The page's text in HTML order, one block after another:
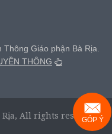
Giáo phận Bà Rịa.
THÔNG
Rịa, All rights reserved.
GÓP Ý